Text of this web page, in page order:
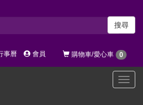
搜尋
購物車/愛心車 0
事曆 會員
選